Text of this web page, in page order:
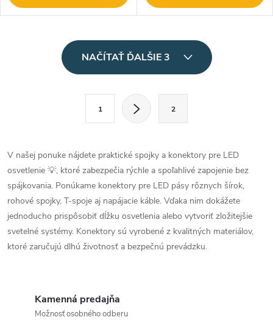
d
a
c
i
e
NAČÍTAŤ ĎALŠIE 3
á
n
k
o
v
a
n
1 2
V našej ponuke nájdete praktické spojky a konektory pre LED
osvetlenie 💡, ktoré zabezpečia rýchle a spoľahlivé zapojenie bez
spájkovania. Ponúkame konektory pre LED pásy rôznych šírok,
rohové spojky, T-spoje aj napájacie káble. Vďaka nim dokážete
jednoducho prispôsobiť dĺžku osvetlenia alebo vytvoriť zložitejšie
svetelné systémy. Konektory sú vyrobené z kvalitných materiálov,
ktoré zaručujú dlhú životnosť a bezpečnú prevádzku.
Kamenná predajňa
Možnosť osobného odberu